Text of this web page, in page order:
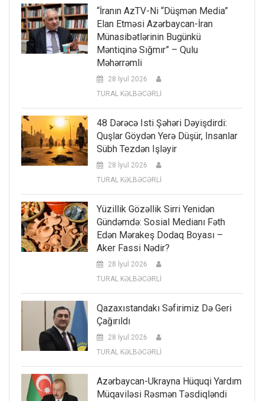
“İranın AzTV-Ni “düşmən Media”
Elan Etməsi Azərbaycan-İran
Münasibətlərinin Bugünkü
Məntiqinə Sığmır” – Qulu
Məhərrəmli
28 İyul 2026
TURAL KƏLBƏCƏRLİ
48 Dərəcə Isti Şəhəri Dəyişdirdi:
Quşlar Göydən Yerə Düşür, Insanlar
Sübh Tezdən Işləyir
28 İyul 2026
TURAL KƏLBƏCƏRLİ
Yüzillik Gözəllik Sirri Yenidən
Gündəmdə: Sosial Medianı Fəth
Edən Mərakeş Dodaq Boyası –
Aker Fassi Nədir?
28 İyul 2026
TURAL KƏLBƏCƏRLİ
Qazaxıstandakı Səfirimiz Də Geri
Çağırıldı
28 İyul 2026
TURAL KƏLBƏCƏRLİ
Azərbaycan-Ukrayna Hüquqi Yardım
Müqaviləsi Rəsmən Təsdiqləndi